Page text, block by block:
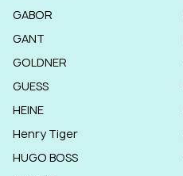
GABOR
GANT
GOLDNER
GUESS
HEINE
Henry Tiger
HUGO BOSS